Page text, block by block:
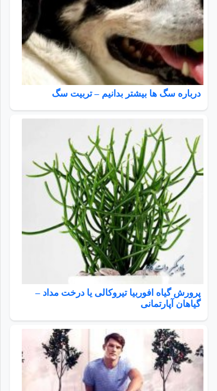
درباره سگ ها بیشتر بدانیم – تربیت سگ
پرورش گیاه افوربیا تیروکالی یا درخت مداد –
گیاهان آپارتمانی